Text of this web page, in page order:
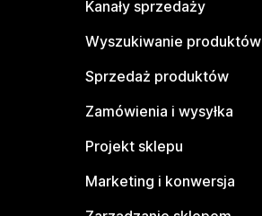
Kanały sprzedaży
Wyszukiwanie produktów
Sprzedaż produktów
Zamówienia i wysyłka
Projekt sklepu
Marketing i konwersja